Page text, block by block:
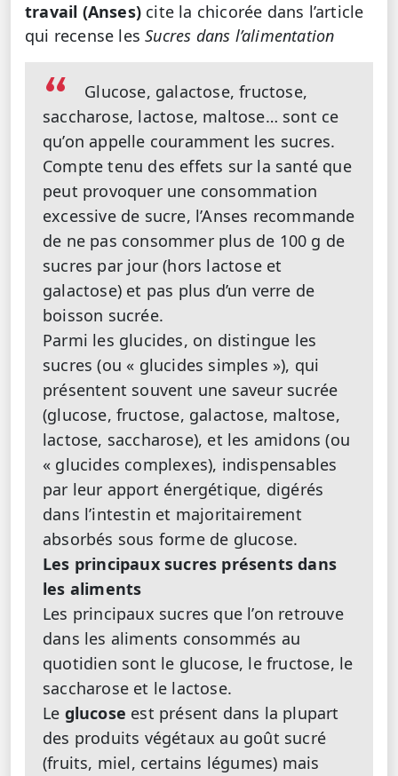
travail (Anses) cite la chicorée dans l’article
qui recense lesSucres dans l’alimentation
Glucose, galactose, fructose,
saccharose, lactose, maltose… sont ce
qu’on appelle couramment les sucres.
Compte tenu des effets sur la santé que
peut provoquer une consommation
excessive de sucre, l’Anses recommande
de ne pas consommer plus de 100 g de
sucres par jour (hors lactose et
galactose) et pas plus d’un verre de
boisson sucrée.
Parmi les glucides, on distingue les
sucres (ou « glucides simples »), qui
présentent souvent une saveur sucrée
(glucose, fructose, galactose, maltose,
lactose, saccharose), et les amidons (ou
« glucides complexes), indispensables
par leur apport énergétique, digérés
dans l’intestin et majoritairement
absorbés sous forme de glucose.
Les principaux sucres présents dans
les aliments
Les principaux sucres que l’on retrouve
dans les aliments consommés au
quotidien sont le glucose, le fructose, le
saccharose et le lactose.
Le glucose est présent dans la plupart
des produits végétaux au goût sucré
(fruits, miel, certains légumes) mais